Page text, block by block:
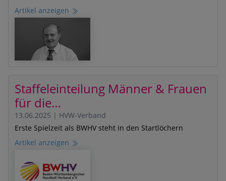
Artikel anzeigen
Staffeleinteilung Männer & Frauen
für die…
13.06.2025 | HVW-Verband
Erste Spielzeit als BWHV steht in den Startlöchern
Artikel anzeigen